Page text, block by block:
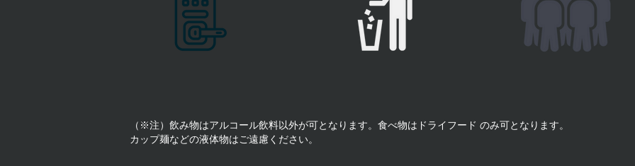
（※注）飲み物はアルコール飲料以外が可となります。食べ物はドライフード のみ可となります。
カップ麺などの液体物はご遠慮ください。